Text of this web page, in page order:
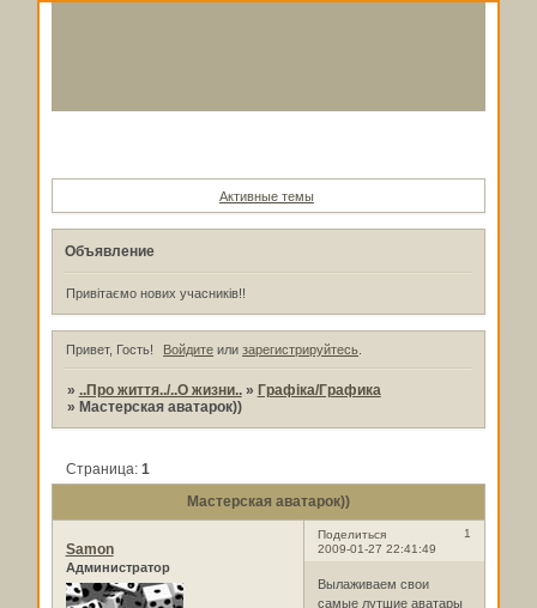
Активные темы
Объявление
Привітаємо нових учасників!!
Привет, Гость! Войдите илизарегистрируйтесь
» ..Про життя../..О жизни.. » Графіка/Графика
» Мастерская аватарок))
Мастерская аватарок))
Страница: 1
Поделиться
1
2009-01-27 22:41:49
Samon
Администратор
Вылаживаем свои
самые лутшие аватары